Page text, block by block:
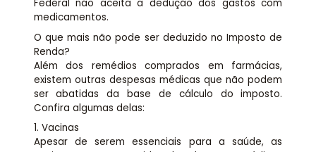
Federal não aceita a dedução dos gastos com
medicamentos.
O que mais não pode ser deduzido no Imposto de
Renda?
Além dos remédios comprados em farmácias,
existem outras despesas médicas que não podem
ser abatidas da base de cálculo do imposto.
Confira algumas delas:
1. Vacinas
Apesar de serem essenciais para a saúde, as